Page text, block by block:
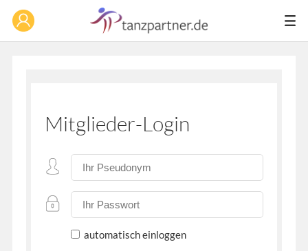
Mitglieder-Login
automatisch einloggen